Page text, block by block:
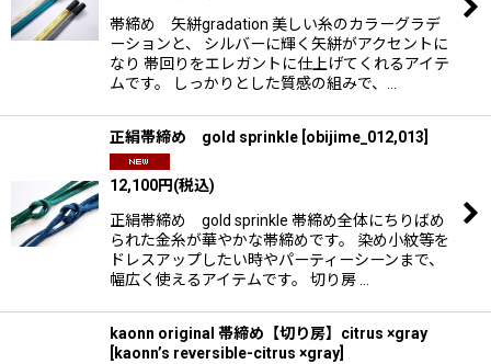
帯締め 矢絣gradation 美しい糸のカラーグラデ
ーションと、 シルバーに輝く矢絣がアクセントに
なり 帯回りをエレガントに仕上げてくれるアイテ
ムです。 しっかりとした質感の組みで、…
正絹帯締め gold sprinkle obijime_012,013
12,100円(税込)
正絹帯締め gold sprinkle 帯締め全体にちりばめ
られた金糸が華やかな帯締めです。 染め小紋等を
ドレスアップしたい時やパーティーシーンまで、
幅広く使えるアイテムです。 切り房 …
kaonn original 帯締め【切り房】citrus ×gray
kaonn’s reversible-citrus ×gray